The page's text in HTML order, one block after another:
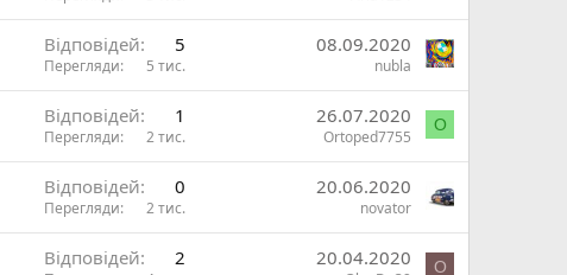
Відповідей 5
Перегляди 5 тис.
08.09.2020
nubla
Відповідей 1
Перегляди 2 тис.
26.07.2020
Ortoped7755
O
Відповідей 0
Перегляди 2 тис.
20.06.2020
novator
Відповідей 2 20.04.2020 O